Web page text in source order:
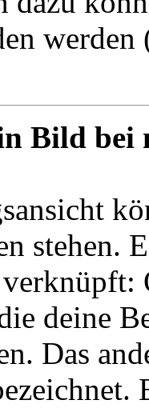
Bild bei
stehen.
deine
Das